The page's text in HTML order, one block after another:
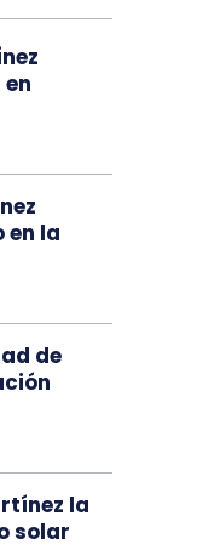
en la
de
la
solar